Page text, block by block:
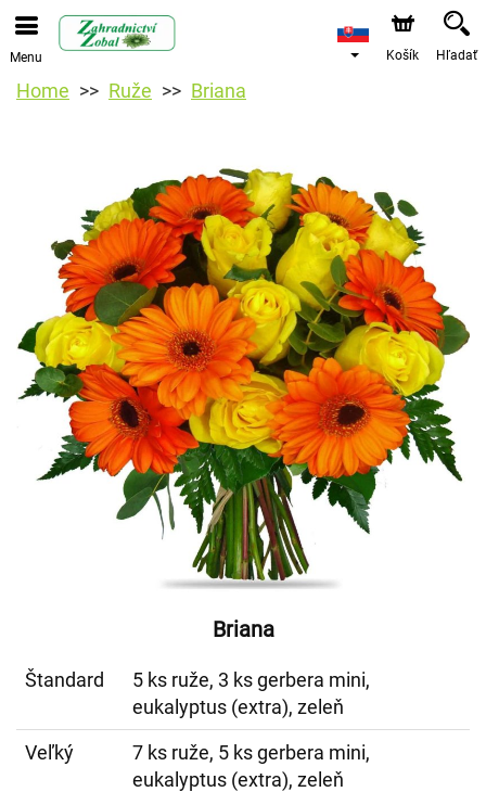
Menu Košík Hľadať
Home Ruže Briana
Briana
Štandard
5 ks ruže, 3 ks gerbera mini,
eukalyptus (extra), zeleň
Veľký
7 ks ruže, 5 ks gerbera mini,
eukalyptus (extra), zeleň